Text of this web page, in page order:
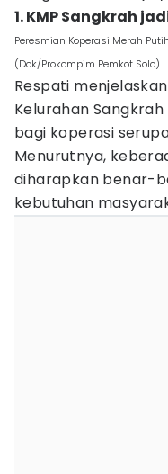
1. KMP Sangkrah
Peresmian Koperasi Merah
(Dok/Prokompim Pemkot Solo)
Respati
Kelurahan
bagi koperasi
Menurutnya,
diharapkan benar-
kebutuhan